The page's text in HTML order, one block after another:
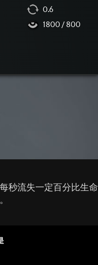
0.6
1800 / 800
秒流失一定百分比生